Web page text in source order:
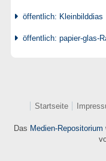
öffentlich: Kleinbilddias
öffentlich: papier-glas-
Startseite
Das Medien-Repositorium